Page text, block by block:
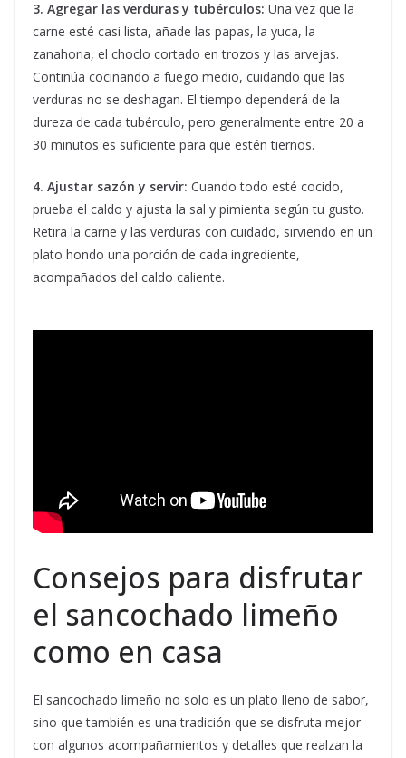
3. Agregar las verduras y tubérculos: Una vez que la
carne esté casi lista, añade las papas, la yuca, la
zanahoria, el choclo cortado en trozos y las arvejas.
Continúa cocinando a fuego medio, cuidando que las
verduras no se deshagan. El tiempo dependerá de la
dureza de cada tubérculo, pero generalmente entre 20 a
30 minutos es suficiente para que estén tiernos.
4. Ajustar sazón y servir: Cuando todo esté cocido,
prueba el caldo y ajusta la sal y pimienta según tu gusto.
Retira la carne y las verduras con cuidado, sirviendo en un
plato hondo una porción de cada ingrediente,
acompañados del caldo caliente.
Consejos para disfrutar
el sancochado limeño
como en casa
El sancochado limeño no solo es un plato lleno de sabor,
sino que también es una tradición que se disfruta mejor
con algunos acompañamientos y detalles que realzan la